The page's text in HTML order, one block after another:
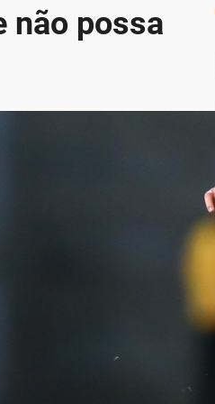
não possa